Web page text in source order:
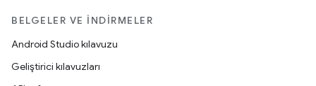
BELGELER VE İNDIRMELER
Android Studio kılavuzu
Geliştirici kılavuzları